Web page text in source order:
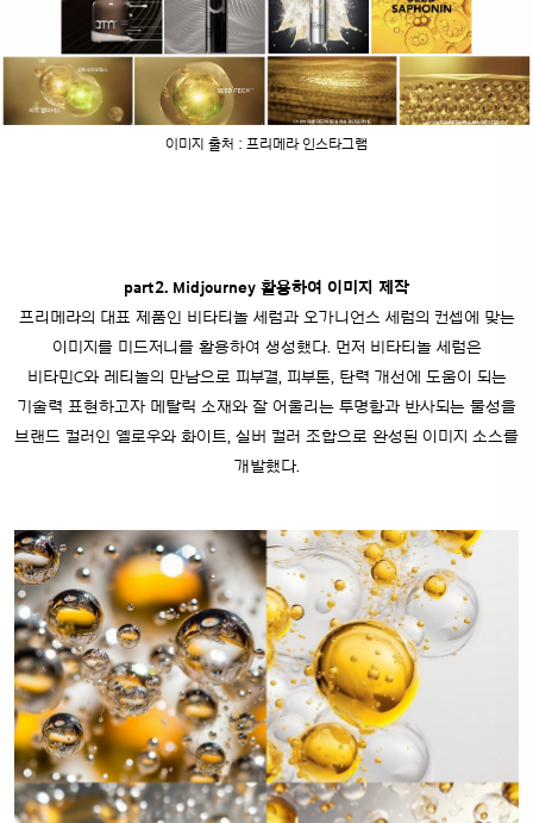
이미지 출처 : 프리메라 인스타그램
part2. Midjourney 활용하여 이미지 제작
프리메라의 대표 제품인 비타티놀 세럼과 오가니언스 세럼의 컨셉에 맞는
이미지를 미드저니를 활용하여 생성했다. 먼저 비타티놀 세럼은
비타민C와 레티놀의 만남으로 피부결, 피부톤, 탄력 개선에 도움이 되는
기술력 표현하고자메탈릭 소재와 잘 어울리는 투명함과 반사되는 물성을
브랜드 컬러인 옐로우와 화이트, 실버 컬러 조합으로 완성된 이미지 소스를
개발했다.